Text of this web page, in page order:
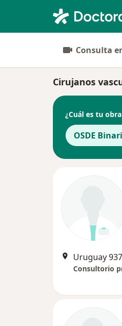
Consulta
Cirujanos
¿Cuál es tu
OSDE
Uruguay
Consultorio